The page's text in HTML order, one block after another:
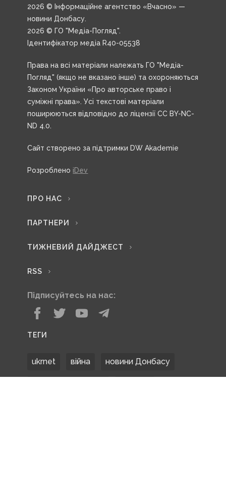
2026 © Інформаційне агентство «Вчасно» —
новини Донбасу.
2026 © ГО "Медіа-Погляд".
Ідентифікатор медіа R40-05538
Права на всі матеріали належать ГО "Медіа-
Погляд" (якщо не вказано інше) та охороняються
Законом України «Про авторське право і
суміжні права». Усі текстові матеріали
поширюються відповідно до ліцензії CC BY-NC-
ND 4.0.
Сайт створено за підтримки DW Akademie
Розроблено iDev
ПРО НАС
ПАРТНЕРИ
ТИЖНЕВИЙ ДАЙДЖЕСТ
RSS
Підписуйтесь на нас:
ТЕГИ
ukrnet війна новини Донбасу